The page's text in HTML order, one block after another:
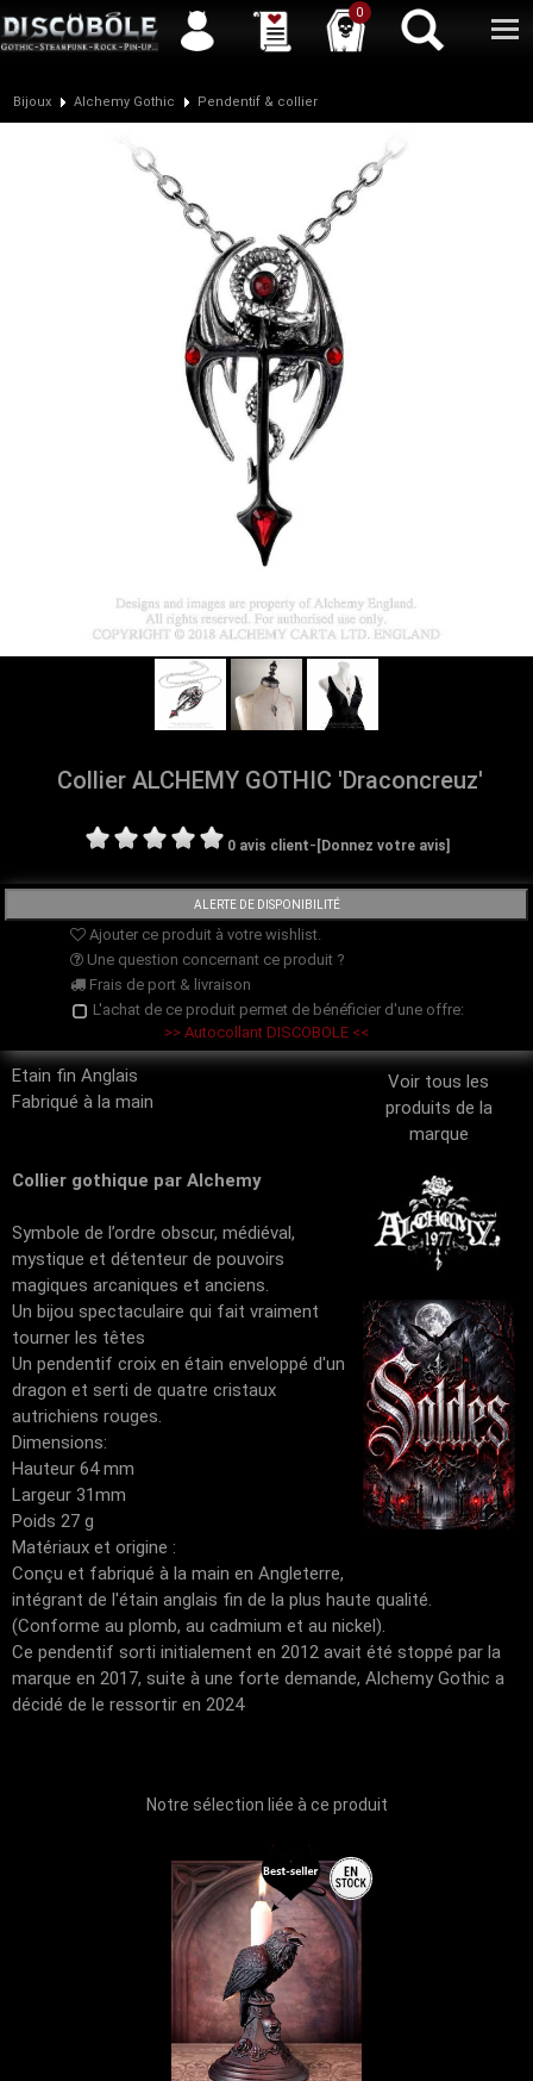
0
Service client 04 50 26 57 88 Newsletter | | Facebook
Bijoux Alchemy Gothic Pendentif & collier
Collier ALCHEMY GOTHIC 'Draconcreuz'
0 avis client- [Donnez votre avis]
Ajouter ce produit à votre wishlist.
Une question concernant ce produit ?
Frais de port & livraison
L'achat de ce produit permet de bénéficier d'une offre:
>> Autocollant DISCOBOLE <<
Voir tous les
produits de la
marque
Etain fin Anglais
Fabriqué à la main
Collier gothique par Alchemy
Symbole de l’ordre obscur, médiéval,
mystique et détenteur de pouvoirs
magiques arcaniques et anciens.
Un bijou spectaculaire qui fait vraiment
tourner les têtes
Un pendentif croix en étain enveloppé d'un
dragon et serti de quatre cristaux
autrichiens rouges.
Dimensions:
Hauteur 64 mm
Largeur 31mm
Poids 27 g
Matériaux et origine :
Conçu et fabriqué à la main en Angleterre,
intégrant de l'étain anglais fin de la plus haute qualité.
(Conforme au plomb, au cadmium et au nickel).
Ce pendentif sorti initialement en 2012 avait été stoppé par la
marque en 2017, suite à une forte demande, Alchemy Gothic a
décidé de le ressortir en 2024
Notre sélection liée à ce produit